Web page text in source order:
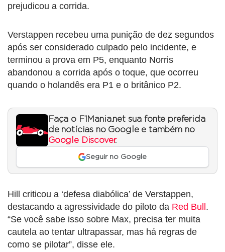
prejudicou a corrida.
Verstappen recebeu uma punição de dez segundos
após ser considerado culpado pelo incidente, e
terminou a prova em P5, enquanto Norris
abandonou a corrida após o toque, que ocorreu
quando o holandês era P1 e o britânico P2.
Faça o F1Mania.net sua fonte preferida
de notícias no Google e também no
Google Discover.
Seguir no Google
Hill criticou a ‘defesa diabólica’ de Verstappen,
destacando a agressividade do piloto da Red Bull .
“Se você sabe isso sobre Max, precisa ter muita
cautela ao tentar ultrapassar, mas há regras de
como se pilotar”, disse ele.